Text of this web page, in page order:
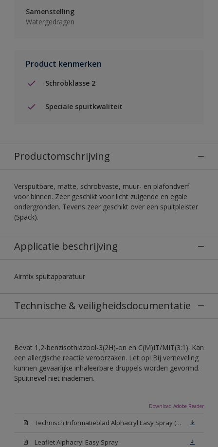
Samenstelling
Watergedragen
Product kenmerken
Schrobklasse 2
Speciale spuitkwaliteit
Productomschrijving
Verspuitbare, matte, schrobvaste, muur- en plafondverf
voor binnen. Zeer geschikt voor licht zuigende en egale
ondergronden. Tevens zeer geschikt over een spuitpleister
(Spack).
Applicatie beschrijving
Airmix spuitapparatuur
Technische & veiligheidsdocumentatie
Bevat 1,2-benzisothiazool-3(2H)-on en C(M)IT/MIT(3:1). Kan
een allergische reactie veroorzaken. Let op! Bij verneveling
kunnen gevaarlijke inhaleerbare druppels worden gevormd.
Spuitnevel niet inademen.
Download Adobe Reader
Technisch Informatieblad Alphacryl Easy Spray (PDF)
Leaflet Alphacryl Easy Spray